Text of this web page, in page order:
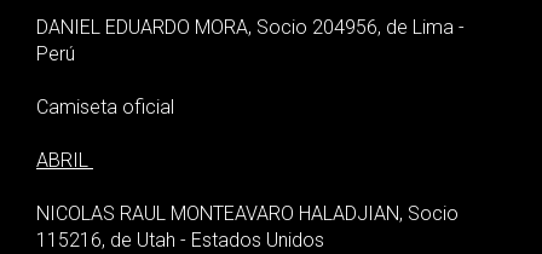
DANIEL EDUARDO MORA, Socio 204956, de Lima -
Perú
Camiseta oficial
ABRIL
NICOLAS RAUL MONTEAVARO HALADJIAN, Socio
115216, de Utah - Estados Unidos